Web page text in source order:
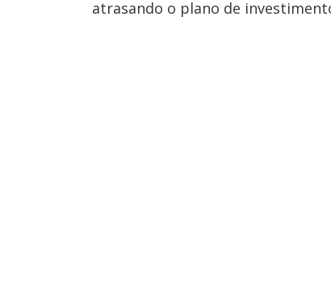
u
d
atrasando o plano de